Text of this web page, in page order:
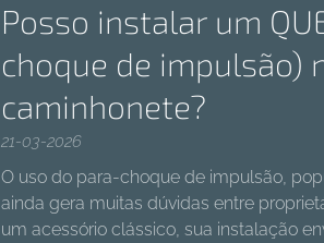
Posso instalar um
choque de impulsão)
caminhonete?
21-03-2026
O uso do para-choque de impulsão,
ainda gera muitas dúvidas entre
um acessório clássico, sua instalação